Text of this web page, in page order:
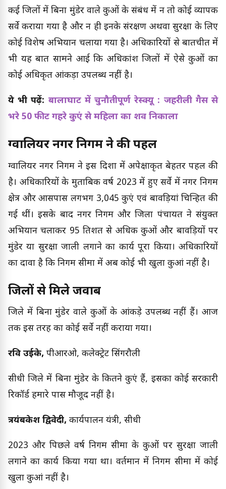
कई जिलों में बिना मुंडेर वाले कुओं के संबंध में न तो कोई व्यापक
सर्वे कराया गया है और न ही इनके संरक्षण अथवा सुरक्षा के लिए
कोई विशेष अभियान चलाया गया है। अधिकारियों से बातचीत में
भी यह बात सामने आई कि अधिकांश जिलों में ऐसे कुओं का
कोई अधिकृत आंकड़ा उपलब्ध नहीं है।
ये भी पढ़ें: बालाघाट में चुनौतीपूर्ण रेस्क्यू : जहरीली गैस से
भरे 50 फीट गहरे कुएं से महिला का शव निकाला
ग्वालियर नगर निगम ने की पहल
ग्वालियर नगर निगम ने इस दिशा में अपेक्षाकृत बेहतर पहल की
है। अधिकारियों के मुताबिक वर्ष 2023 में हुए सर्वे में नगर निगम
क्षेत्र और आसपास लगभग 3,045 कुएं एवं बावड़ियां चिन्हित की
गई थीं। इसके बाद नगर निगम और जिला पंचायत ने संयुक्त
अभियान चलाकर 95 प्रतिशत से अधिक कुओं और बावड़ियों पर
मुंडेर या सुरक्षा जाली लगाने का कार्य पूरा किया। अधिकारियों
का दावा है कि निगम सीमा में अब कोई भी खुला कुआं नहीं है।
जिलों से मिले जवाब
जिले में बिना मुंडेर वाले कुओं के आंकड़े उपलब्ध नहीं हैं। आज
तक इस तरह का कोई सर्वे नहीं कराया गया।
रवि उईके, पीआरओ, कलेक्ट्रेट सिंगरौली
सीधी जिले में बिना मुंडेर के कितने कुएं हैं, इसका कोई सरकारी
रिकॉर्ड हमारे पास मौजूद नहीं है।
त्रयंबकेश द्विवेदी, कार्यपालन यंत्री, सीधी
2023 और पिछले वर्ष निगम सीमा के कुओं पर सुरक्षा जाली
लगाने का कार्य किया गया था। वर्तमान में निगम सीमा में कोई
खुला कुआं नहीं है।